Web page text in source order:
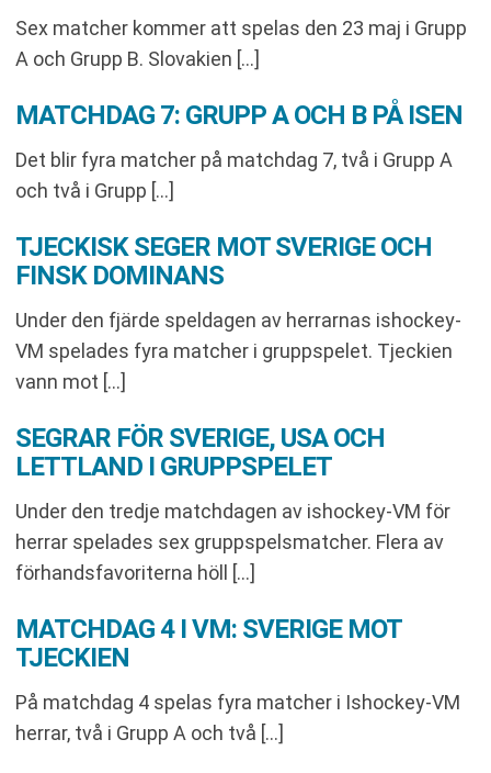
Sex matcher kommer att spelas den 23 maj i Grupp
A och Grupp B. Slovakien […]
MATCHDAG 7: GRUPP A OCH B PÅ ISEN
Det blir fyra matcher på matchdag 7, två i Grupp A
och två i Grupp […]
TJECKISK SEGER MOT SVERIGE OCH
FINSK DOMINANS
Under den fjärde speldagen av herrarnas ishockey-
VM spelades fyra matcher i gruppspelet. Tjeckien
vann mot […]
SEGRAR FÖR SVERIGE, USA OCH
LETTLAND I GRUPPSPELET
Under den tredje matchdagen av ishockey-VM för
herrar spelades sex gruppspelsmatcher. Flera av
förhandsfavoriterna höll […]
MATCHDAG 4 I VM: SVERIGE MOT
TJECKIEN
På matchdag 4 spelas fyra matcher i Ishockey-VM
herrar, två i Grupp A och två […]